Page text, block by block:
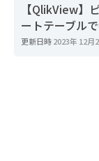
【QlikView】
ートテーブル
更新日時2023年 12月